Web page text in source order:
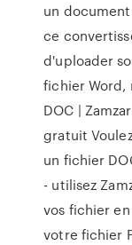
un
ce
d'uploader
fichier Word,
DOC |
gratuit
un fichier
- utilisez
vos fichier
votre fichier